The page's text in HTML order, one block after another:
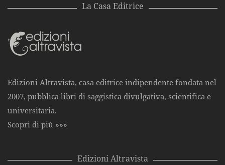
La Casa Editrice
Edizioni Altravista, casa editrice indipendente fondata nel
2007, pubblica libri di saggistica divulgativa, scientifica e
universitaria.
Scopri di più »»»
Edizioni Altravista